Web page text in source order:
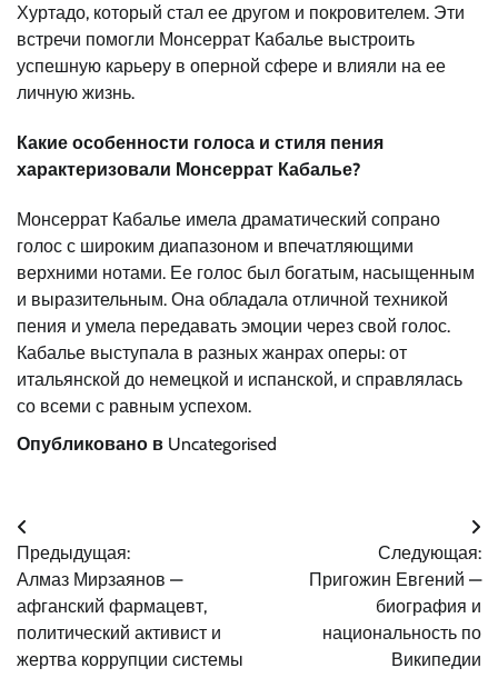
Хуртадо, который стал ее другом и покровителем. Эти
встречи помогли Монсеррат Кабалье выстроить
успешную карьеру в оперной сфере и влияли на ее
личную жизнь.
Какие особенности голоса и стиля пения
характеризовали Монсеррат Кабалье?
Монсеррат Кабалье имела драматический сопрано
голос с широким диапазоном и впечатляющими
верхними нотами. Ее голос был богатым, насыщенным
и выразительным. Она обладала отличной техникой
пения и умела передавать эмоции через свой голос.
Кабалье выступала в разных жанрах оперы: от
итальянской до немецкой и испанской, и справлялась
со всеми с равным успехом.
Опубликовано в Uncategorised
Навигация
по
записям
Предыдущая:
Алмаз Мирзаянов —
афганский фармацевт,
политический активист и
жертва коррупции системы
Следующая:
Пригожин Евгений —
биография и
национальность по
Википедии